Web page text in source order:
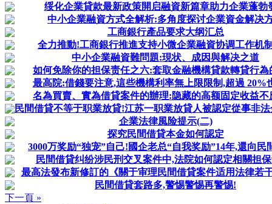
绥化企業貸款最新政策開启融資新篇章助力企業蓬勃
中小企業融資方式全解析:多角度探讨企業資金解决
工商銀行產品要求大纲汇总
全力推動!工商銀行推進支持小微企業融資协调工作机
中小企業融資難問題:現状、成因與解决之道
如何免除你的担保责任之六:套取金融機構貸款轉貸行為
最高院:借錢要注意,這些機構利率無上限限制,超過 20%
名為買賣、實為借貸案件的辦理:隐藏的高额固定收益不
民間借貸不等于职業放貸!江苏一职業放貸人被認定從事非
企業法律風险提示(二)
探究民間借貸本金如何認定
3000万奖励“独宠”自己!國企老总“自我奖励”14年,還向民
民間借貸纠纷涉民刑交叉案件中,法院如何認定相關担
最高法發布新修訂的《關于审理民間借貸案件适用法律若
民間借貸套路多,警惕警惕再警惕!
下一頁 »